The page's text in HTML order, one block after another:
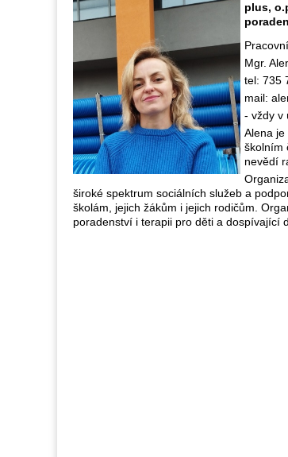
plus,
Mgr.
tel: 735
mail:
- vždy v
Alena
školním
nevědí
široké spektrum sociálních služeb a
školám, jejich žákům i jejich rodičům.
poradenství i terapii pro děti a dospívající